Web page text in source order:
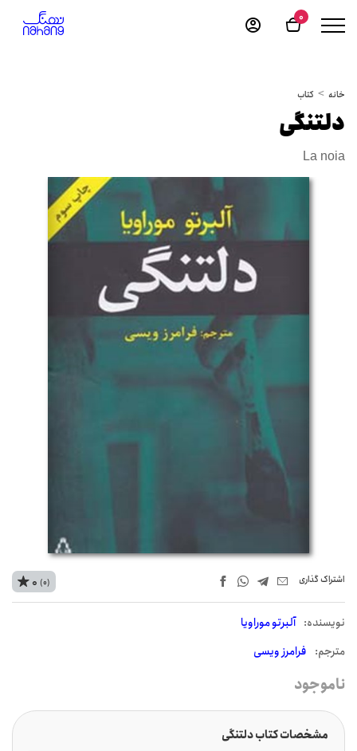
0
خانه کتاب
دلتنگی
La noia
اشتراک‌ گذاری
نويسنده: آلبرتو موراویا
مترجم: فرامرز ویسی
0 (0)
ناموجود
مشخصات کتاب دلتنگی